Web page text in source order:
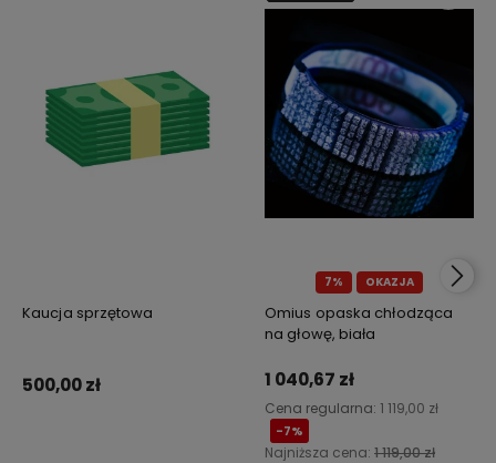
Kaucja sprzętowa
500,00 zł
7% OKAZJA
Omius opaska chłodząca
na głowę, biała
1 040,67 zł
Cena regularna: 1 119,00 zł
-7%
Najniższa cena: 1 119,00 zł